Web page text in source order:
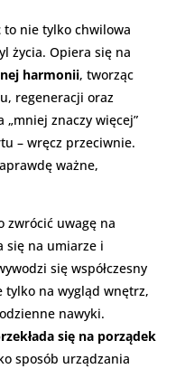
to nie tylko chwilowa
życia. Opiera się na
harmonii, tworząc
regeneracji oraz
znaczy więcej”
– wręcz przeciwnie.
ważne,
zwrócić uwagę na
się na umiarze i
się współczesny
tylko na wygląd wnętrz,
nawyki.
się na porządek
sposób urządzania